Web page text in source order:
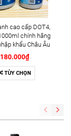
cao cấp DOT4,
chính hãng
khẩu Châu Âu
180.000₫
TÙY CHỌN